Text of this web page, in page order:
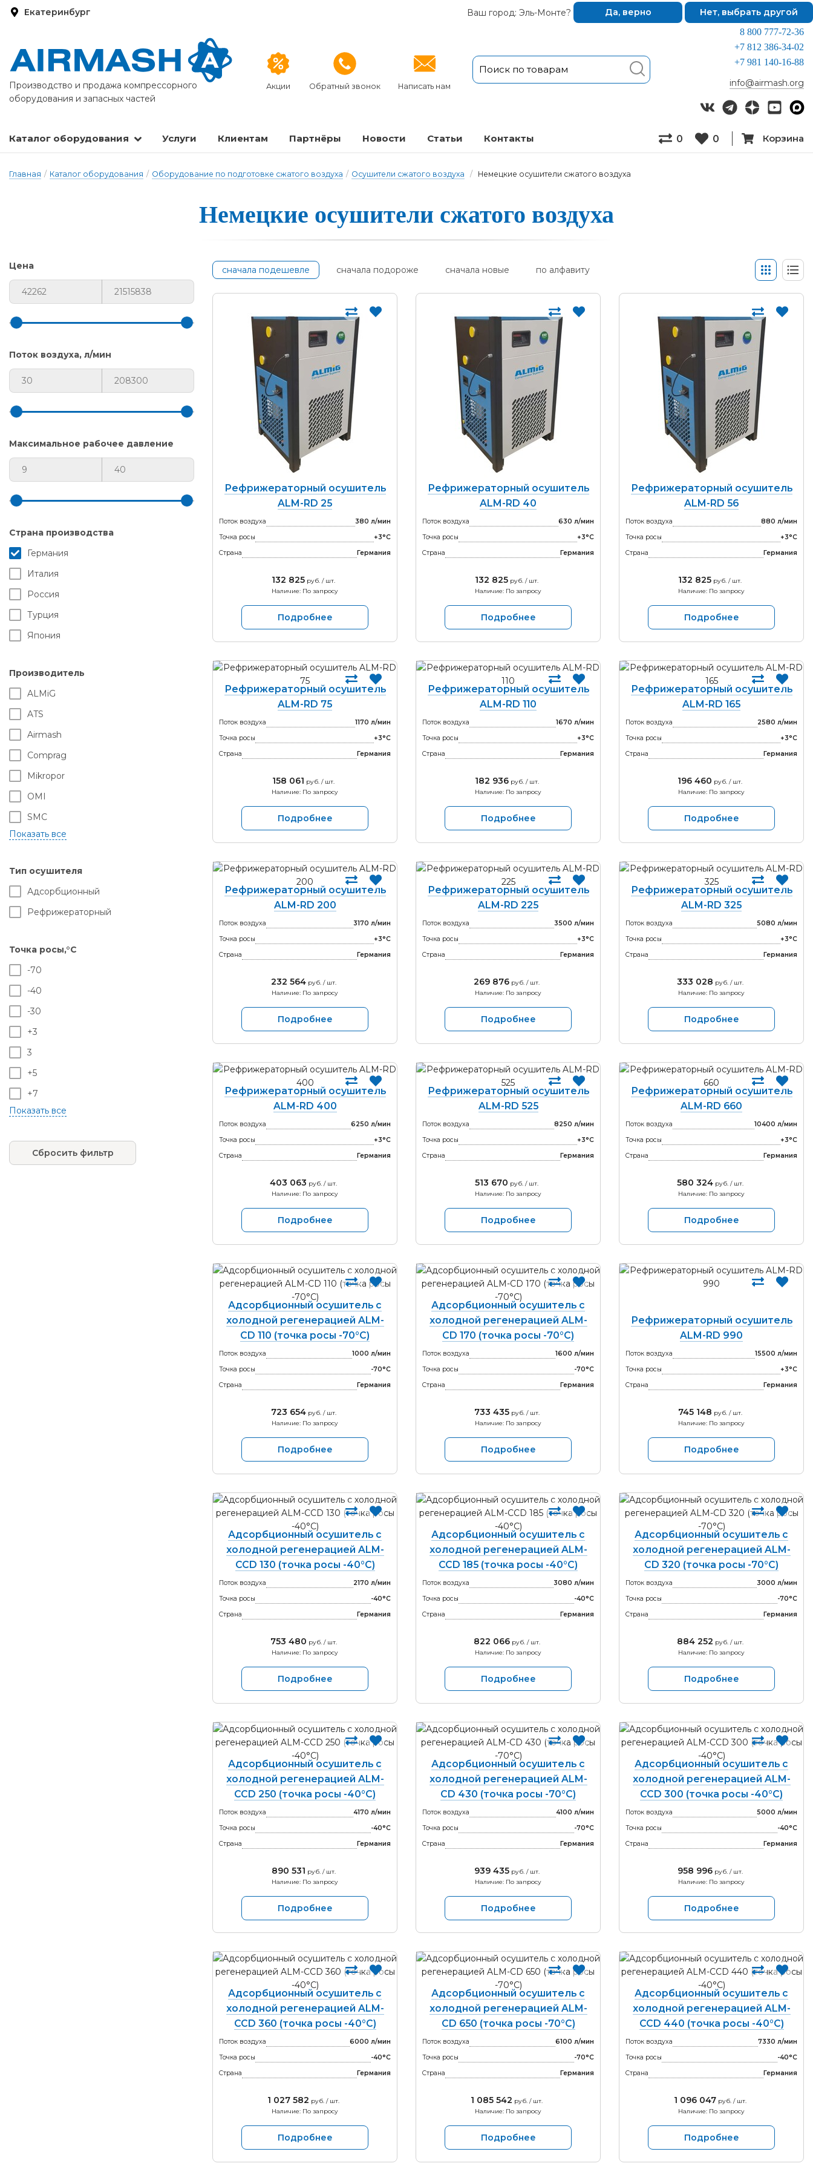
Екатеринбург Ваш город: Эль-Монте? Да, верно Нет, выбрать другой
Производство и продажа компрессорного
оборудования и запасных частей
Акции Обратный звонок Написать нам
8 800 777-72-36
+7 812 386-34-02
+7 981 140-16-88
info@airmash.org
Каталог оборудования Услуги Клиентам Партнёры Новости Статьи Кон­так­ты 0 0 Корзина
Главная / Каталог оборудования / Оборудование по подготовке сжатого воздуха / Осушители сжатого воздуха / Немецкие осушители сжатого воздуха
Немецкие о­су­ши­те­ли сжа­то­го воз­ду­ха
Цена
Поток воздуха, л/мин
Максимальное рабочее давление
Страна производства
Германия
Италия
Россия
Турция
Япония
Производитель
ALMiG
ATS
Airmash
Comprag
Mikropor
OMI
SMC
Бежецкий завод АСО
Тип осушителя
Адсорбционный
Рефрижераторный
Точка росы,°С
-70
-40
-30
+3
3
+5
+7
+10
Сбросить фильтр
сначала подешевле сначала подороже сначала новые по алфавиту
Рефрижераторный осушитель
ALM-RD 25
Поток воздуха
380 л/мин
Точка росы
+3°С
Страна
Германия
132 825 руб. / шт.
Наличие: По запросу
Подробнее
Рефрижераторный осушитель
ALM-RD 40
Поток воздуха
630 л/мин
Точка росы
+3°С
Страна
Германия
132 825 руб. / шт.
Наличие: По запросу
Подробнее
Рефрижераторный осушитель
ALM-RD 56
Поток воздуха
880 л/мин
Точка росы
+3°С
Страна
Германия
132 825 руб. / шт.
Наличие: По запросу
Подробнее
Рефрижераторный осушитель
ALM-RD 75
Поток воздуха
1170 л/мин
Точка росы
+3°С
Страна
Германия
158 061 руб. / шт.
Наличие: По запросу
Подробнее
Рефрижераторный осушитель
ALM-RD 110
Поток воздуха
1670 л/мин
Точка росы
+3°С
Страна
Германия
182 936руб. / шт.
Наличие: По запросу
Подробнее
Рефрижераторный осушитель
ALM-RD 165
Поток воздуха
2580 л/мин
Точка росы
+3°С
Страна
Германия
196 460 руб. / шт.
Наличие: По запросу
Подробнее
Рефрижераторный осушитель
ALM-RD 200
Поток воздуха
3170 л/мин
Точка росы
+3°С
Страна
Германия
232 564руб. / шт.
Наличие: По запросу
Подробнее
Рефрижераторный осушитель
ALM-RD 225
Поток воздуха
3500 л/мин
Точка росы
+3°С
Страна
Германия
269 876 руб. / шт.
Наличие: По запросу
Подробнее
Рефрижераторный осушитель
ALM-RD 325
Поток воздуха
5080 л/мин
Точка росы
+3°С
Страна
Германия
333 028 руб. / шт.
Наличие: По запросу
Подробнее
Рефрижераторный осушитель
ALM-RD 400
Поток воздуха
6250 л/мин
Точка росы
+3°С
Страна
Германия
403 063 руб. / шт.
Наличие: По запросу
Подробнее
Рефрижераторный осушитель
ALM-RD 525
Поток воздуха
8250 л/мин
Точка росы
+3°С
Страна
Германия
513 670 руб. / шт.
Наличие: По запросу
Подробнее
Рефрижераторный осушитель
ALM-RD 660
Поток воздуха
10400 л/мин
Точка росы
+3°С
Страна
Германия
580 324руб. / шт.
Наличие: По запросу
Подробнее
Адсорбционный осушитель с
холодной регенерацией ALM-
CD 110 (точка росы -70°С)
Поток воздуха
1000 л/мин
Точка росы
-70°С
Страна
Германия
723 654руб. / шт.
Наличие: По запросу
Подробнее
Адсорбционный осушитель с
холодной регенерацией ALM-
CD 170 (точка росы -70°С)
Поток воздуха
1600 л/мин
Точка росы
-70°С
Страна
Германия
733 435руб. / шт.
Наличие: По запросу
Подробнее
Рефрижераторный осушитель
ALM-RD 990
Поток воздуха
15500 л/мин
Точка росы
+3°С
Страна
Германия
745 148 руб. / шт.
Наличие: По запросу
Подробнее
Адсорбционный осушитель с
холодной регенерацией ALM-
CCD 130 (точка росы -40°С)
Поток воздуха
2170 л/мин
Точка росы
-40°С
Страна
Германия
753 480 руб. / шт.
Наличие: По запросу
Подробнее
Адсорбционный осушитель с
холодной регенерацией ALM-
CCD 185 (точка росы -40°С)
Поток воздуха
3080 л/мин
Точка росы
-40°С
Страна
Германия
822 066руб. / шт.
Наличие: По запросу
Подробнее
Адсорбционный осушитель с
холодной регенерацией ALM-
CD 320 (точка росы -70°С)
Поток воздуха
3000 л/мин
Точка росы
-70°С
Страна
Германия
884 252 руб. / шт.
Наличие: По запросу
Подробнее
Адсорбционный осушитель с
холодной регенерацией ALM-
CCD 250 (точка росы -40°С)
Поток воздуха
4170 л/мин
Точка росы
-40°С
Страна
Германия
890 531 руб. / шт.
Наличие: По запросу
Подробнее
Адсорбционный осушитель с
холодной регенерацией ALM-
CD 430 (точка росы -70°С)
Поток воздуха
4100 л/мин
Точка росы
-70°С
Страна
Германия
939 435руб. / шт.
Наличие: По запросу
Подробнее
Адсорбционный осушитель с
холодной регенерацией ALM-
CCD 300 (точка росы -40°С)
Поток воздуха
5000 л/мин
Точка росы
-40°С
Страна
Германия
958 996руб. / шт.
Наличие: По запросу
Подробнее
Адсорбционный осушитель с
холодной регенерацией ALM-
CCD 360 (точка росы -40°С)
Поток воздуха
6000 л/мин
Точка росы
-40°С
Страна
Германия
1 027 582 руб. / шт.
Наличие: По запросу
Подробнее
Адсорбционный осушитель с
холодной регенерацией ALM-
CD 650 (точка росы -70°С)
Поток воздуха
6100 л/мин
Точка росы
-70°С
Страна
Германия
1 085 542 руб. / шт.
Наличие: По запросу
Подробнее
Адсорбционный осушитель с
холодной регенерацией ALM-
CCD 440 (точка росы -40°С)
Поток воздуха
7330 л/мин
Точка росы
-40°С
Страна
Германия
1 096 047руб. / шт.
Наличие: По запросу
Подробнее